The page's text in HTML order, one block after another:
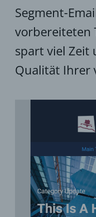
Segment-
vorbereiteten
spart viel Zeit
Qualität Ihrer